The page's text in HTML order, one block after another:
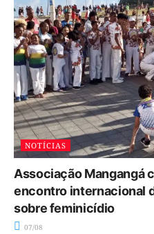
NOTÍCIAS
Associação Mangangá
encontro internacional
sobre feminicídio
07/08